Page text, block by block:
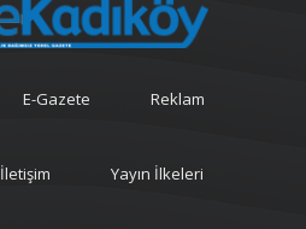
E-Gazete Reklam
İletişim Yayın İlkeleri